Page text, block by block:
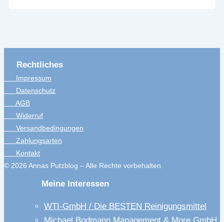
Rechtliches
Impressum
Datenschutz
AGB
Widerruf
Versandbedingungen
Zahlungsarten
Kontakt
© 2026 Annas Putzblog – Alle Rechte vorbehalten.
Meine Interessen
WTI-GmbH / Die BESTEN Reinigungsmittel